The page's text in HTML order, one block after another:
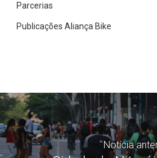
Parcerias
Publicações Aliança Bike
Notícia